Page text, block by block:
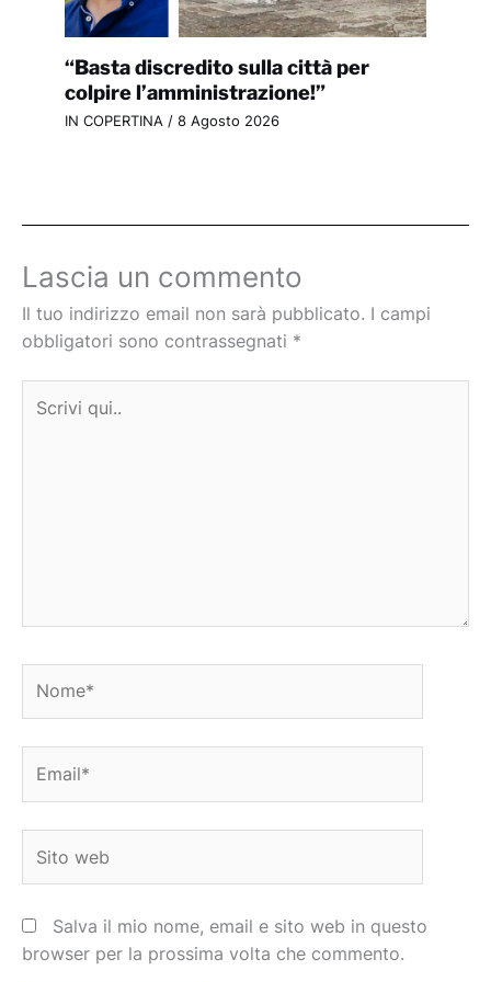
“Basta discredito sulla città per
colpire l’amministrazione!”
IN COPERTINA/ 8 Agosto 2026
Lascia un commento
Il tuo indirizzo email non sarà pubblicato. I campi
obbligatori sono contrassegnati *
qui..
web
Salva il mio nome, email e sito web in questo
browser per la prossima volta che commento.